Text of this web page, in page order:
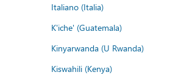
Italiano (Italia)
K'iche' (Guatemala)
Kinyarwanda (U Rwanda)
Kiswahili (Kenya)